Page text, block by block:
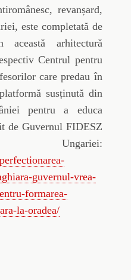
revanșard,
este completată de
arhitectură
Centrul pentru
care predau în
susținută din
pentru a educa
de Guvernul FIDESZ
guvernul-vrea-
formarea-
la-oradea/